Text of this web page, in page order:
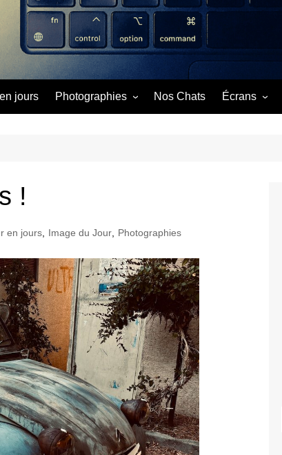
jours Photographies Nos Chats Écrans
!
en jours Image du Jour Photographies